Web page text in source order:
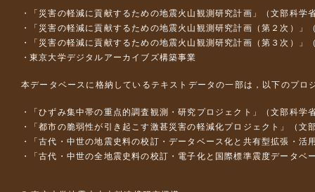
「災害の軽減に貢献するための地震火山観測研究計画」（文部科学
「災害の軽減に貢献するための地震火山観測研究計画（第２次）」
「災害の軽減に貢献するための地震火山観測研究計画（第３次）」
東京大学デジタルアーカイブズ構築事業
本データベースに格納しているテキストデータの一部は，以下のプロ
「ひずみ集中帯の重点的調査観測・研究プロジェクト」（文部科
「都市の脆弱性が引き起こす激甚災害の軽減化プロジェクト」（
「古代・中世の地震史料の校訂・データベース化と共有型拡張・
「古代・中世の全地震史料の校訂・電子化と国際標準震度データ